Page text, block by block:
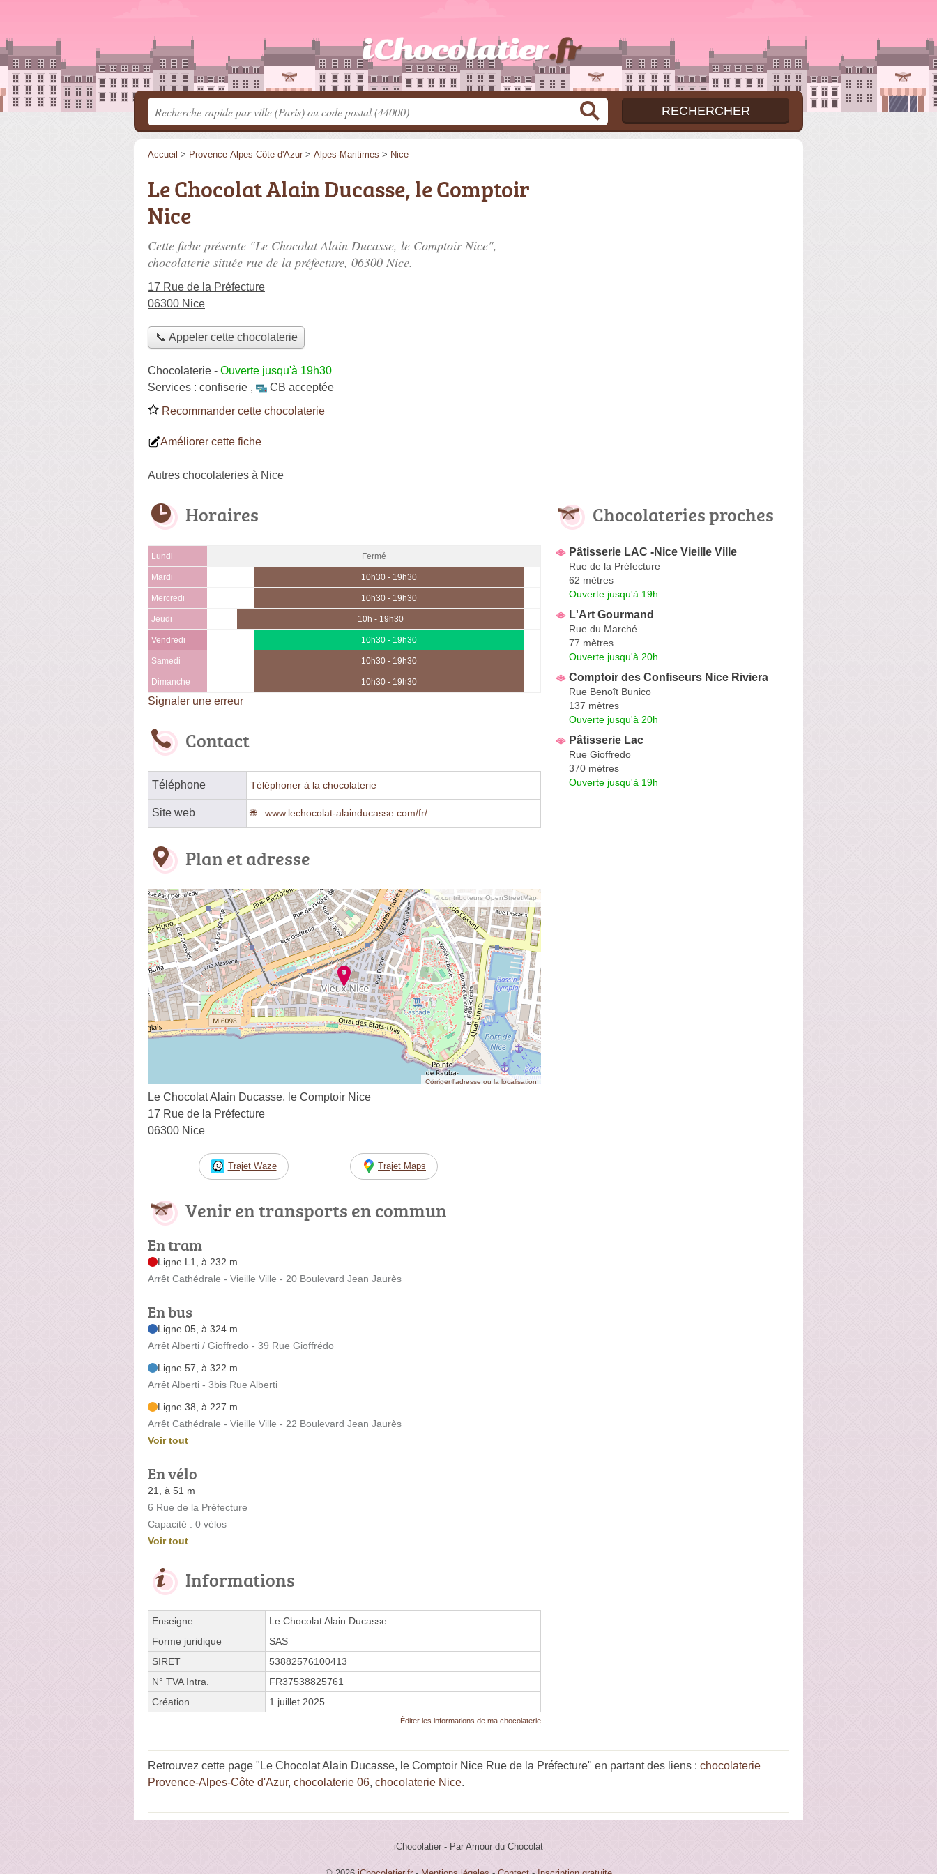
Accueil > Provence-Alpes-Côte d'Azur > Alpes-Maritimes > Nice
Le Chocolat Alain Ducasse, le Comptoir
Nice
Cette fiche présente "Le Chocolat Alain Ducasse, le Comptoir Nice",
chocolaterie située rue de la préfecture, 06300 Nice.
17 Rue de la Préfecture
06300 Nice
📞 Appeler cette chocolaterie
Chocolaterie - Ouverte jusqu'à 19h30
Services : confiserie ,
CB acceptée
Recommander cette chocolaterie
Améliorer cette fiche
Autres chocolateries à Nice
Horaires
Lundi Fermé
Mardi 10h30 - 19h30
Mercredi 10h30 - 19h30
Jeudi 10h - 19h30
Vendredi 10h30 - 19h30
Samedi 10h30 - 19h30
Dimanche 10h30 - 19h30
Signaler une erreur
Contact
Téléphone Téléphoner à la chocolaterie
Site web www.lechocolat-alainducasse.com/fr/
Plan et adresse
© contributeurs OpenStreetMap
Corriger l’adresse ou la localisation
Le Chocolat Alain Ducasse, le Comptoir Nice
17 Rue de la Préfecture
06300 Nice
Trajet Waze Trajet Maps
Venir en transports en commun
En tram
Ligne L1, à 232 m
Arrêt Cathédrale - Vieille Ville - 20 Boulevard Jean Jaurès
En bus
Ligne 05, à 324 m
Arrêt Alberti / Gioffredo - 39 Rue Gioffrédo
Ligne 57, à 322 m
Arrêt Alberti - 3bis Rue Alberti
Ligne 38, à 227 m
Arrêt Cathédrale - Vieille Ville - 22 Boulevard Jean Jaurès
Voir tout
En vélo
21, à 51 m
6 Rue de la Préfecture
Capacité : 0 vélos
Voir tout
Informations
Enseigne
Le Chocolat Alain Ducasse
Forme juridique
SAS
SIRET
53882576100413
N° TVA Intra.
FR37538825761
Création
1 juillet 2025
Éditer les informations de ma chocolaterie
Chocolateries proches
Pâtisserie LAC -Nice Vieille Ville
Rue de la Préfecture
62 mètres
Ouverte jusqu'à 19h
L'Art Gourmand
Rue du Marché
77 mètres
Ouverte jusqu'à 20h
Comptoir des Confiseurs Nice Riviera
Rue Benoît Bunico
137 mètres
Ouverte jusqu'à 20h
Pâtisserie Lac
Rue Gioffredo
370 mètres
Ouverte jusqu'à 19h
Retrouvez cette page "Le Chocolat Alain Ducasse, le Comptoir Nice Rue de la Préfecture" en partant des liens : chocolaterie
Provence-Alpes-Côte d'Azur, chocolaterie 06, chocolaterie Nice.
iChocolatier - Par Amour du Chocolat